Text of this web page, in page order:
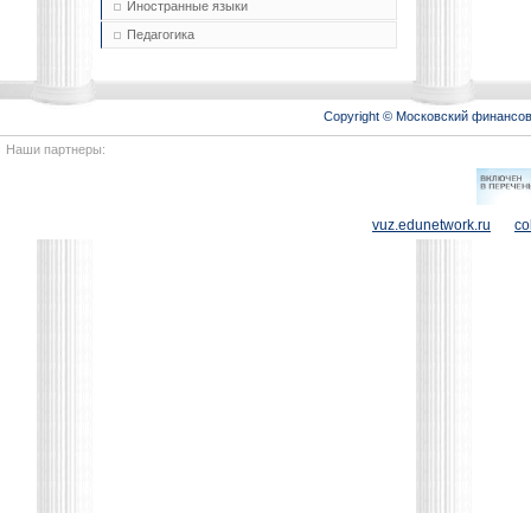
Иностранные языки
Педагогика
Copyright © Московский
Наши партнеры:
vuz.edunetwork.ru